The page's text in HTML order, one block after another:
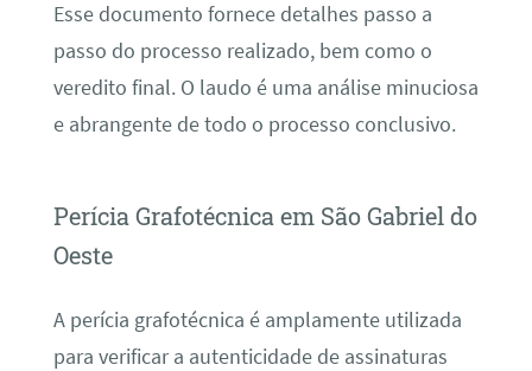
Esse documento fornece detalhes passo a
passo do processo realizado, bem como o
veredito final. O laudo é uma análise minuciosa
e abrangente de todo o processo conclusivo.
Perícia Grafotécnica em São Gabriel do
Oeste
A perícia grafotécnica é amplamente utilizada
para verificar a autenticidade de assinaturas